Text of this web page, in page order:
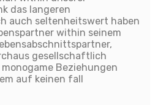
das langeren
auch seltenheitswert haben
within seinem
gesellschaftlich
Beziehungen
auf keinen fall